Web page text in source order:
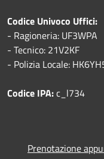
Codice Univoco Uffici:
- Ragioneria: UF3WPA
- Tecnico: 21V2KF
- Polizia Locale:
Codice IPA:c_l734
Prenotazione